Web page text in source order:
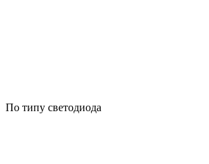
По типу светодиода